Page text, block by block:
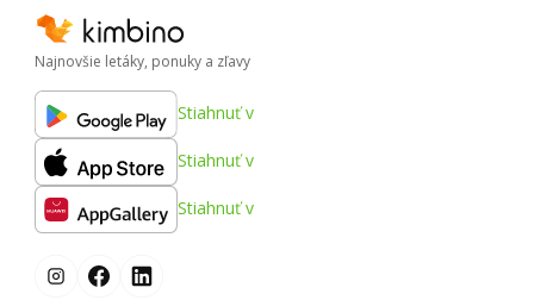
Najnovšie letáky, ponuky a zľavy
Stiahnuť v
Stiahnuť v
Stiahnuť v